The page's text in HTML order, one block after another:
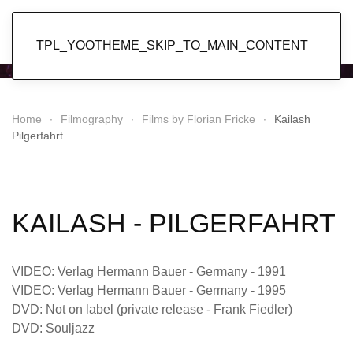
TPL_YOOTHEME_SKIP_TO_MAIN_CONTENT
Home Filmography Films by Florian Fricke
Kailash
Pilgerfahrt
KAILASH - PILGERFAHRT
VIDEO: Verlag Hermann Bauer - Germany - 1991
VIDEO: Verlag Hermann Bauer - Germany - 1995
DVD: Not on label (private release - Frank Fiedler)
DVD: Souljazz